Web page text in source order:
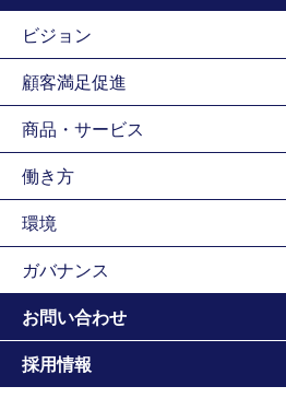
ビジョン
顧客満足促進
商品・サービス
働き方
環境
ガバナンス
お問い合わせ
採用情報